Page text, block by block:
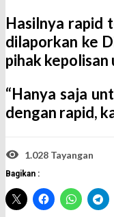
Hasilnya rapid
dilaporkan ke
pihak kepolisan
“Hanya saja
dengan rapid,
1.028 Tayangan
Bagikan :